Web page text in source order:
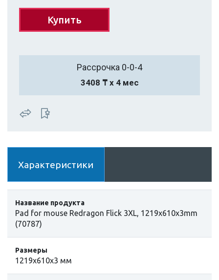
Купить
Рассрочка 0-0-4
3408 ₸ х 4 мес
Характеристики
Название продукта
Pad for mouse Redragon Flick 3XL, 1219х610х3mm
(70787)
Размеры
1219х610х3 мм